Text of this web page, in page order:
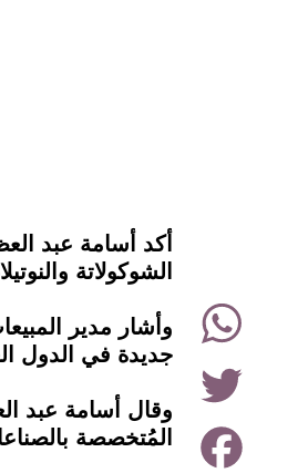
Facebook
Twitter
WhatsApp
instagram
الشوكولاتة
جديدة في الدول
وقال أسامة عبد
المُتخصصة